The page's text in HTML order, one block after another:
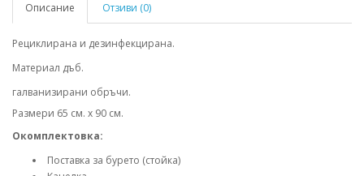
Описание Отзиви (0)
Рециклирана и дезинфекцирана.
Материал дъб.
галванизирани обръчи.
Размери 65 см. х 90 см.
Окомплектовка:
Поставка за бурето (стойка)